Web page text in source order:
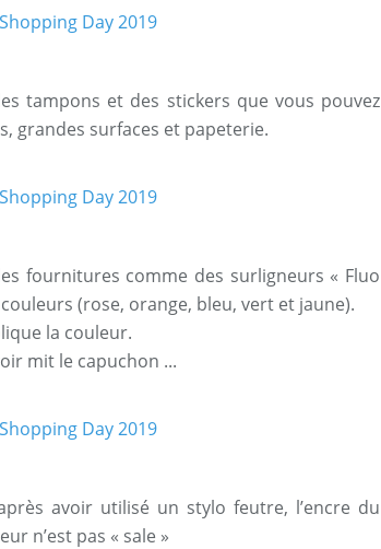
tampons et des stickers que vous pouvez
grandes surfaces et papeterie.
fournitures comme des surligneurs « Fluo
(rose, orange, bleu, vert et jaune).
la couleur.
mit le capuchon ...
avoir utilisé un stylo feutre, l’encre du
n’est pas « sale »